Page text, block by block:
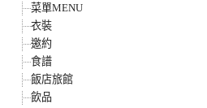
菜單MENU
衣裝
邀約
食譜
飯店旅館
飲品